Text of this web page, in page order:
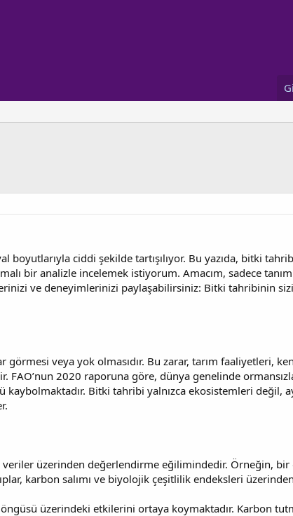
ciddi şekilde tartışılıyor. Bu yazıda, bitki
bir analizle incelemek istiyorum. Amacım, sadece
ve deneyimlerinizi paylaşabilirsiniz: Bitki tahribinin
veya yok olmasıdır. Bu zarar, tarım faaliyetleri,
2020 raporuna göre, dünya genelinde
Bitki tahribi yalnızca ekosistemleri değil,
üzerinden değerlendirme eğilimindedir. Örneğin, bir
karbon salımı ve biyolojik çeşitlilik endeksleri
üzerindeki etkilerini ortaya koymaktadır. Karbon